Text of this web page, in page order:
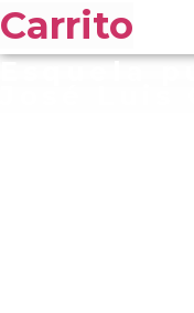
Carrito